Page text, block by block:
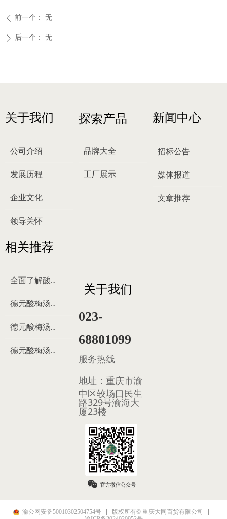
ꄴ 前一个： 无
ꄲ 后一个： 无
关于我们
公司介绍
发展历程
企业文化
领导关怀
探索产品
品牌大全
工厂展示
招标公告
媒体报道
文章推荐
新闻中心
关于我们
023-
68801099
服务热线
地址： 重庆市渝
中区较场口民生
路329号渝海大
厦23楼
官方微信公众号
相关推荐
全面了解酸梅汤
德元酸梅汤来历
德元酸梅汤制作过程
德元酸梅汤多少钱
渝公网安备50010302504754号
版权所有© 重庆大同百货有限公司